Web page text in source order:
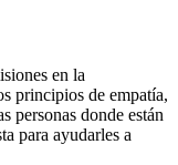
en la
principios de empatía,
personas donde están
para ayudarles a